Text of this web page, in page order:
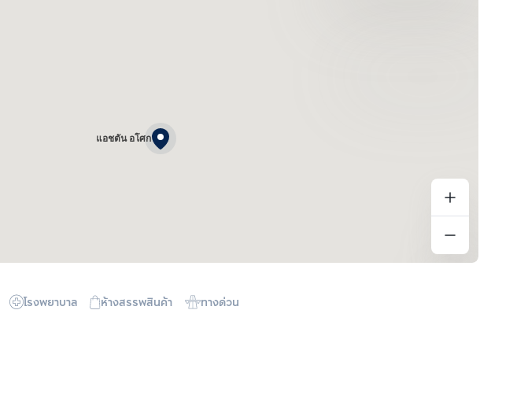
แอชตัน อโศก
โรงพยาบาล ห้างสรรพสินค้า ทางด่วน